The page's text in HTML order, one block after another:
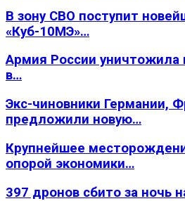
В зону СВО поступит
«Куб-10МЭ»…
Армия России
в…
Экс-чиновники Германии,
предложили новую…
Крупнейшее
опорой экономики…
397 дронов сбито за ночь